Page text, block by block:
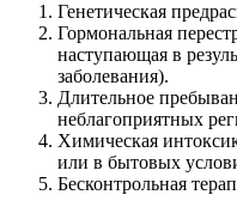
Генетическая
Гормональная
наступающая в
заболевания).
Длительное
неблагоприятных
Химическая
или в бытовых
Бесконтрольная